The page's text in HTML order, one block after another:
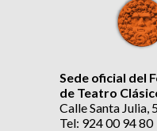
Sede oficial del
de Teatro
Calle Santa
Tel: 924 00 94 80